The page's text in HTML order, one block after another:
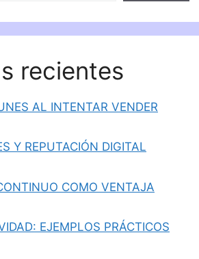
recientes
AL INTENTAR VENDER
Y REPUTACIÓN DIGITAL
COMO VENTAJA
EJEMPLOS PRÁCTICOS